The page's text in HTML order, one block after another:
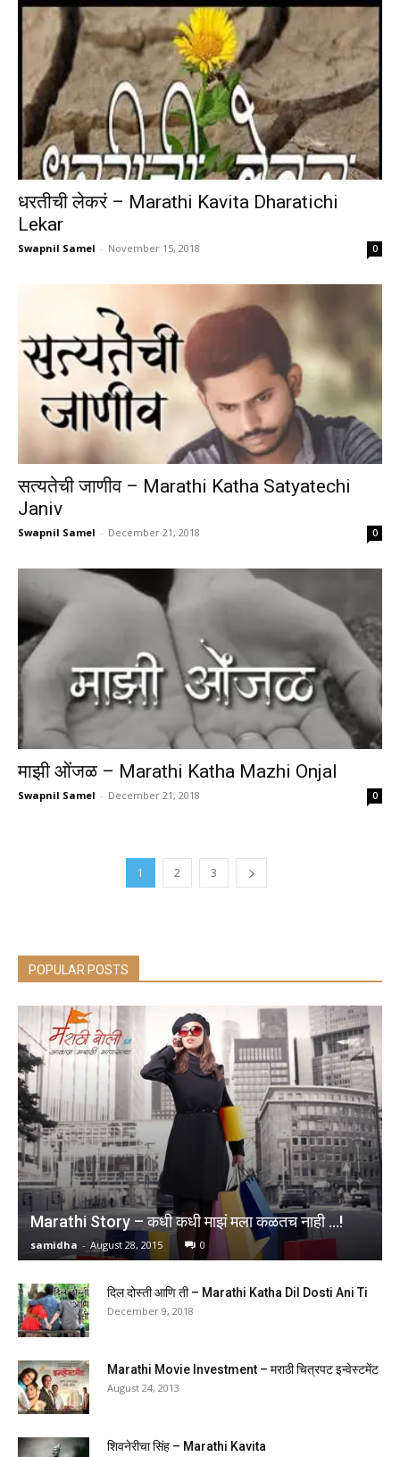
धरतीची लेकरं – Marathi Kavita Dharatichi
Lekar
Swapnil Samel - November 15, 2018 0
सत्यतेची जाणीव – Marathi Katha Satyatechi
Janiv
Swapnil Samel - December 21, 2018 0
माझी ओंजळ – Marathi Katha Mazhi Onjal
Swapnil Samel - December 21, 2018 0
1 2 3
POPULAR POSTS
Marathi Story – कधी कधी माझं मला कळतच नाही …!
samidha - August 28, 2015 0
दिल दोस्ती आणि ती – Marathi Katha Dil Dosti Ani Ti
December 9, 2018
Marathi Movie Investment – मराठी चित्रपट इन्वेस्टमेंट
August 24, 2013
शिवनेरीचा सिंह – Marathi Kavita